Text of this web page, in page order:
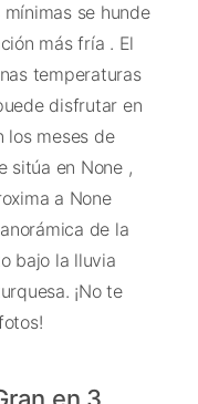
se hunde
más fría . El
temperaturas
disfrutar en
los meses de
sitúa en None ,
a None
de la
bajo la lluvia
¡No te